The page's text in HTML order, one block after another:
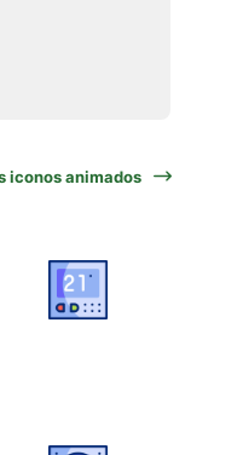
iconos animados